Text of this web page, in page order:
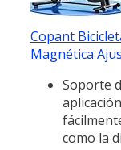
Copant
Magnética
Soporte
como la